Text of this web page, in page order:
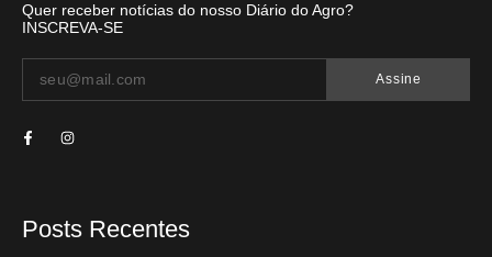
Quer receber notícias do nosso Diário do Agro?
INSCREVA-SE
Assine
Posts Recentes